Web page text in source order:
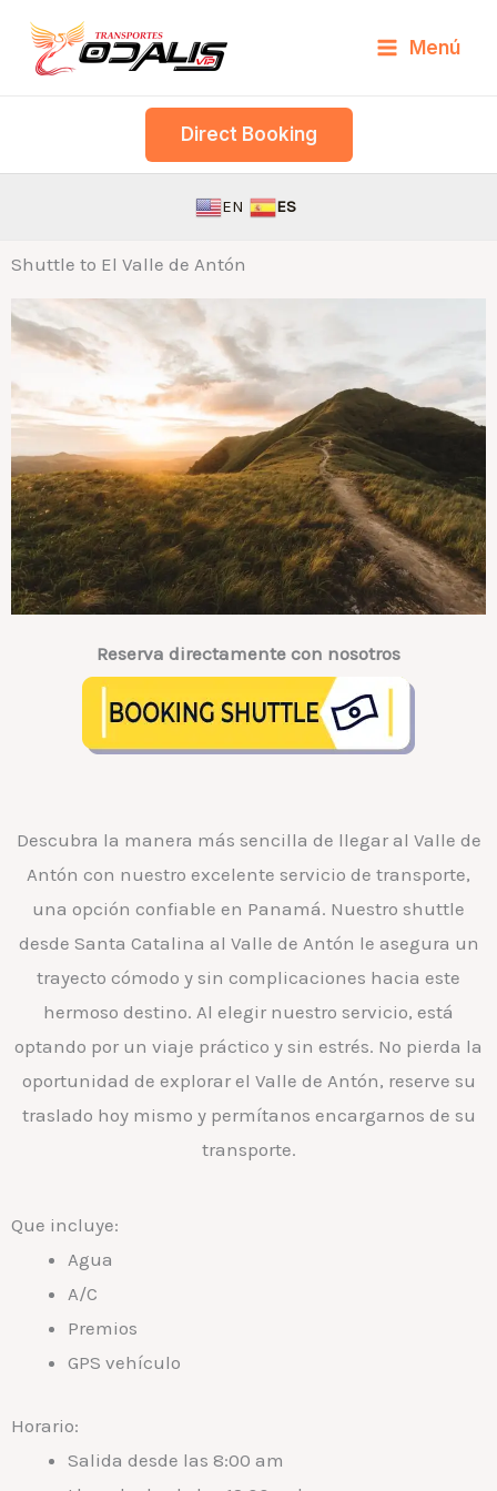
Skip
Menú
Direct Booking
EN ES
Shuttle to El Valle de Antón
Reserva directamente con nosotros
Descubra la manera más sencilla de llegar al Valle de
Antón con nuestro excelente servicio de transporte,
una opción confiable en Panamá. Nuestro shuttle
desde Santa Catalina al Valle de Antón le asegura un
trayecto cómodo y sin complicaciones hacia este
hermoso destino. Al elegir nuestro servicio, está
optando por un viaje práctico y sin estrés. No pierda la
oportunidad de explorar el Valle de Antón, reserve su
traslado hoy mismo y permítanos encargarnos de su
transporte.
Que incluye:
Agua
A/C
Premios
GPS vehículo
Horario:
Salida desde las 8:00 am